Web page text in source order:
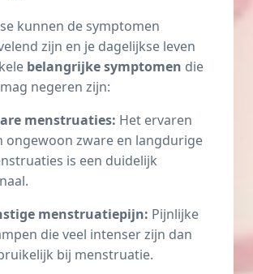
kunnen de symptomen
zijn en je dagelijkse leven
belangrijke symptomen die
negeren zijn:
menstruaties: Het ervaren
ongewoon zware en langdurige
is een duidelijk
menstruatiepijn: Pijnlijke
die veel intenser zijn dan
bij menstruatie.